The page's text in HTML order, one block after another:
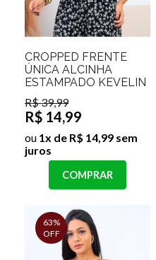
CROPPED FRENTE
ÚNICA ALCINHA
ESTAMPADO KEVELIN
R$ 39,99
R$ 14,99
ou 1x de R$ 14,99 sem
juros
COMPRAR
63%
OFF